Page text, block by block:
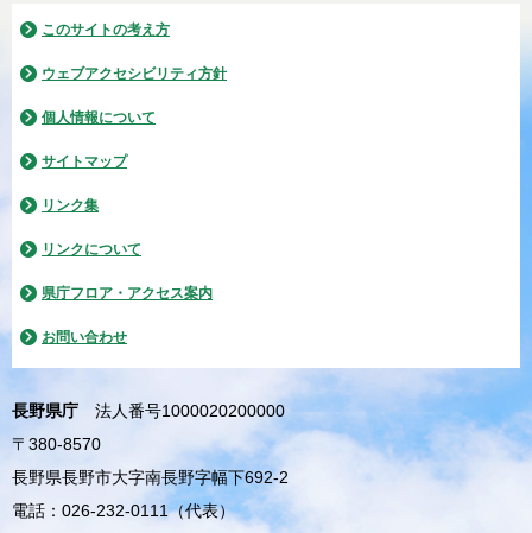
このサイトの考え方
ウェブアクセシビリティ方針
個人情報について
サイトマップ
リンク集
リンクについて
県庁フロア・アクセス案内
お問い合わせ
長野県庁
法人番号1000020200000
〒380-8570
長野県長野市大字南長野字幅下692-2
電話：026-232-0111（代表）